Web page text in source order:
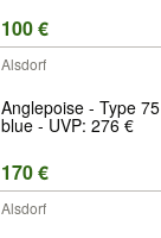
100 €
Alsdorf
Anglepoise - Type
blue - UVP: 276 €
170 €
Alsdorf